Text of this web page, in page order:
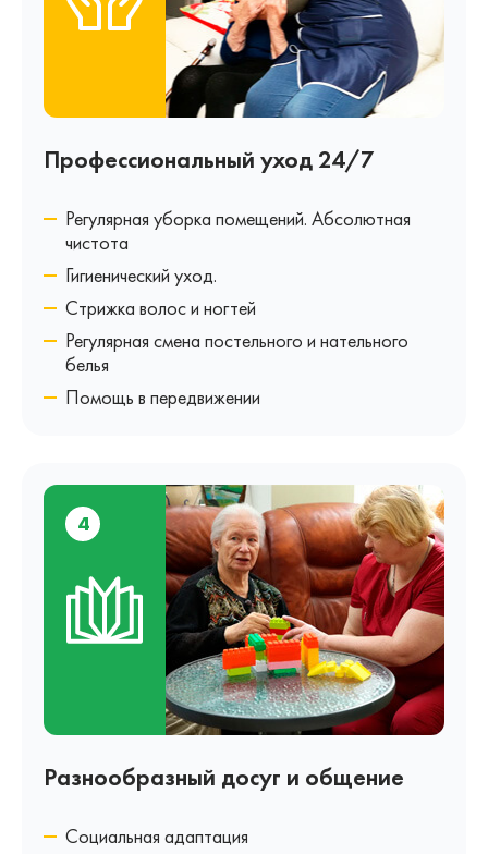
Профессиональный уход 24/7
Регулярная уборка помещений. Абсолютная
чистота
Гигиенический уход.
Стрижка волос и ногтей
Регулярная смена постельного и нательного
белья
Помощь в передвижении
4
Разнообразный досуг и общение
Социальная адаптация